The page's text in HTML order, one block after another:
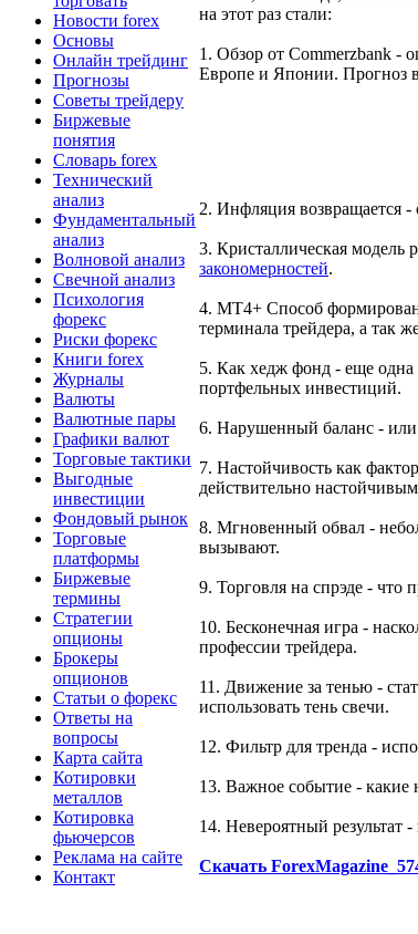
Новости forex
Основы
Онлайн трейдинг
Прогнозы
Советы трейдеру
Биржевые
понятия
Словарь forex
Технический
анализ
Фундаментальный
анализ
Волновой анализ
Свечной анализ
Психология
форекс
Риски форекс
Книги forex
Журналы
Валюты
Валютные пары
Графики валют
Торговые тактики
Выгодные
инвестиции
Фондовый рынок
Торговые
платформы
Биржевые
термины
Стратегии
опционы
Брокеры
опционов
Статьи о форекс
Ответы на
вопросы
Карта сайта
Котировки
металлов
Котировка
фьючерсов
Реклама на сайте
Контакт
на этот раз стали:
1. Обзор от Commerzbank -
Европе и Японии. Прогноз
2. Инфляция возвращается
3. Кристаллическая модель
закономерностей.
4. МТ4+ Способ
терминала трейдера, а так
5. Как хедж фонд - еще одна
портфельных инвестиций.
6. Нарушенный баланс - или
7. Настойчивость как
действительно
8. Мгновенный обвал -
вызывают.
9. Торговля на спрэде - что
10. Бесконечная игра -
профессии трейдера.
11. Движение за тенью -
использовать тень свечи.
12. Фильтр для тренда -
13. Важное событие - какие
14. Невероятный результат
Скачать